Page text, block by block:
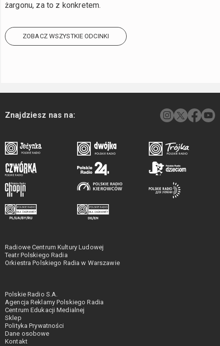
żargonu, za to z konkretem.
ZOBACZ WSZYSTKIE ODCINKI
Znajdziesz nas na:
Radiowe Centrum Kultury Ludowej
Teatr Polskiego Radia
Orkiestra Polskiego Radia w Warszawie
Polskie Radio S.A.
Agencja Reklamy Polskiego Radia
Centrum Edukacji Medialnej
Sklep
Polityka Prywatności
Dane osobowe
Kontakt